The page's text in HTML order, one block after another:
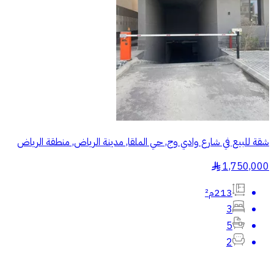
شقة للبيع في شارع وادي وج, حي الملقا, مدينة الرياض, منطقة الرياض
1,750,000
§
213م²
3
5
2